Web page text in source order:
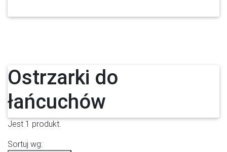
Ostrzarki do
łańcuchów
Jest 1 produkt.
Sortuj wg: